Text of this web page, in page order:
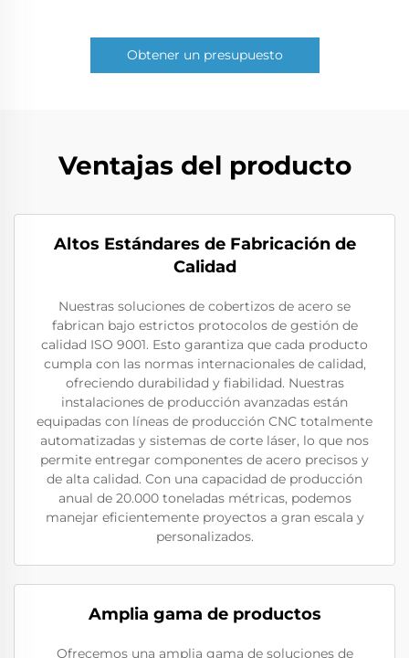
Obtener un presupuesto
Ventajas del producto
Altos Estándares de Fabricación de
Calidad
Nuestras soluciones de cobertizos de acero se
fabrican bajo estrictos protocolos de gestión de
calidad ISO 9001. Esto garantiza que cada producto
cumpla con las normas internacionales de calidad,
ofreciendo durabilidad y fiabilidad. Nuestras
instalaciones de producción avanzadas están
equipadas con líneas de producción CNC totalmente
automatizadas y sistemas de corte láser, lo que nos
permite entregar componentes de acero precisos y
de alta calidad. Con una capacidad de producción
anual de 20.000 toneladas métricas, podemos
manejar eficientemente proyectos a gran escala y
personalizados.
Amplia gama de productos
Ofrecemos una amplia gama de soluciones de